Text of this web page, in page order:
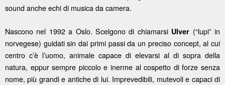
sound anche echi di musica da camera.
Nascono nel 1992 a Oslo. Scelgono di chiamarsi Ulver (“lupi” in
norvegese) guidati sin dai primi passi da un preciso concept, al cui
centro c’è l’uomo, animale capace di elevarsi al di sopra della
natura, eppur sempre piccolo e inerme al cospetto di forze senza
nome, più grandi e antiche di lui. Imprevedibili, mutevoli e capaci di